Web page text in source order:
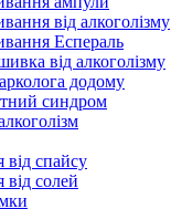
від алкоголізму
Еспераль
від алкоголізму
додому
синдром
від спайсу
від солей